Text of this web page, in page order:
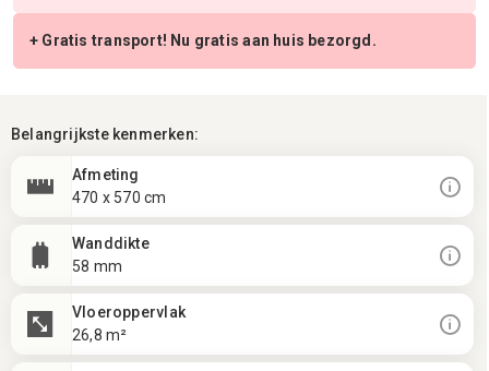
+ Gratis transport! Nu gratis aan huis bezorgd.
Belangrijkste kenmerken:
Afmeting
470 x 570 cm
Wanddikte
58 mm
Vloeroppervlak
26,8 m²